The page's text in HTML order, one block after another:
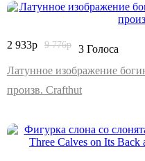
2 933р 9 776р
3 Голоса
Латунное изображение
произв. Crafthut